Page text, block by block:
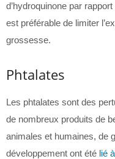
d’hydroquinone par
est préférable de limiter
grossesse.
Phtalates
Les phtalates sont des
de nombreux produits de
animales et humaines, de
développement ont été lié à